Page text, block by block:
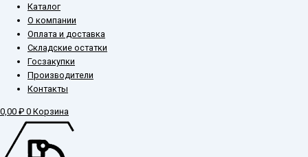
Каталог
О компании
Оплата и доставка
Складские остатки
Госзакупки
Производители
Контакты
0,00 ₽ 0 Корзина